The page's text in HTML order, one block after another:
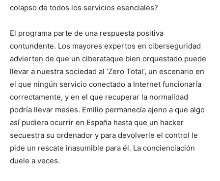
colapso de todos los servicios esenciales?
El programa parte de una respuesta positiva
contundente. Los mayores expertos en ciberseguridad
advierten de que un ciberataque bien orquestado puede
llevar a nuestra sociedad al ‘Zero Total’, un escenario en
el que ningún servicio conectado a Internet funcionaría
correctamente, y en el que recuperar la normalidad
podría llevar meses. Emilio permanecía ajeno a que algo
así pudiera ocurrir en España hasta que un hacker
secuestra su ordenador y para devolverle el control le
pide un rescate inasumible para él. La concienciación
duele a veces.